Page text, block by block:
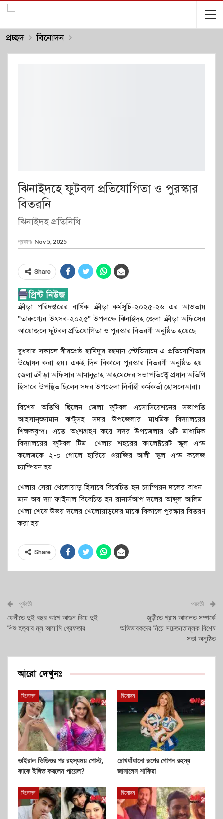
প্রচ্ছদ বিনোদন
ঝিনাইদহে ফুটবল প্রতিযোগিতা ও পুরস্কার
বিতরনি
ঝিনাইদহ প্রতিনিধি
প্রকাশঃ Nov 5, 2025
Share
ক্রীড়া পরিদপ্তরের বার্ষিক ক্রীড়া কর্মসূচি-২০২৫-২৬ এর আওতায়
“তারুণ্যের উৎসব-২০২৫” উপলক্ষে ঝিনাইদহ জেলা ক্রীড়া অফিসের
আয়োজনে ফুটবল প্রতিযোগিতা ও পুরস্কার বিতরণী অনুষ্ঠিত হয়েছে।
বুধবার সকালে বীরশ্রেষ্ঠ হামিদুর রহমান স্টেডিয়ামে এ প্রতিযোগিতার
উদ্বোধন করা হয়। একই দিন বিকালে পুরস্কার বিতরণী অনুষ্ঠিত হয়।
জেলা ক্রীড়া অফিসার আমানুল্লাহ আহমেদের সভাপতিত্বে প্রধান অতিথি
হিসাবে উপস্থিত ছিলেন সদর উপজেলা নির্বাহী কর্মকর্তা হোসনেআরা।
বিশেষ অতিথি ছিলেন জেলা ফুটবল এসোসিয়েশনের সভাপতি
আহসানুজ্জামান ঝন্টুসহ সদর উপজেলার মাধমিক বিদ্যালয়ের
শিক্ষকবৃন্দ। এতে অংশগ্রহণ করে সদর উপজেলার ৬টি মাধ্যমিক
বিদ্যালয়ের ফুটবল টিম। খেলায় শহরের কালেক্টরেট স্কুল এন্ড
কলেজকে ২-০ গোলে হারিয়ে ওয়াজির আলী স্কুল এন্ড কলেজ
চ্যাম্পিয়ন হয়।
খেলায় সেরা খেলোয়াড় হিসাবে বিবেচিত হন চ্যাম্পিয়ন দলের বাধন।
ম্যন অব দ্যা ফাইনাল বিবেচিত হন রানার্সআপ দলের আব্দুল আলিম।
খেলা শেষে উভয় দলের খেলোয়াড়দের মাঝে বিকালে পুরস্কার বিতরণ
করা হয়।
Share
পূর্ববর্তী
ফেনীতে দুই বছর আগে আগুন দিয়ে দুই
শিশু হত্যার মূল আসামি গ্রেফতার
পরবর্তী
জুড়ীতে গ্রাম আদালত সম্পর্কে
অভিভাবকদের নিয়ে সচেতনতামূলক বিশেষ
সভা অনুষ্ঠিত
আরো দেখুনঃ
বিনোদন
ভাইরাল ভিডিওর পর রহস্যময় পোস্ট,
কাকে ইঙ্গিত করলেন পায়েল?
বিনোদন
চোখধাঁধানো রূপের গোপন রহস্য
জানালেন শাকিরা
বিনোদন বিনোদন